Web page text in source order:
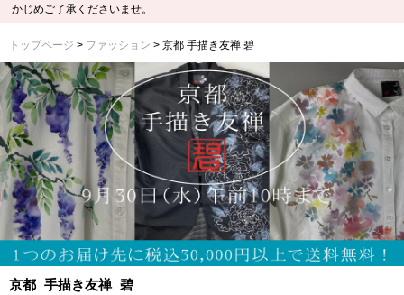
かじめご了承くださいませ。
トップページ ファッション 京都 手描き友禅 碧
京都 手描き友禅 碧